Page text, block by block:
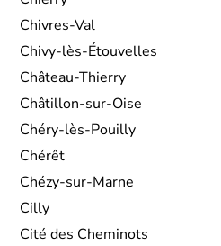
Chivres-Val
Chivy-lès-Étouvelles
Château-Thierry
Châtillon-sur-Oise
Chéry-lès-Pouilly
Chérêt
Chézy-sur-Marne
Cilly
Cité des Cheminots